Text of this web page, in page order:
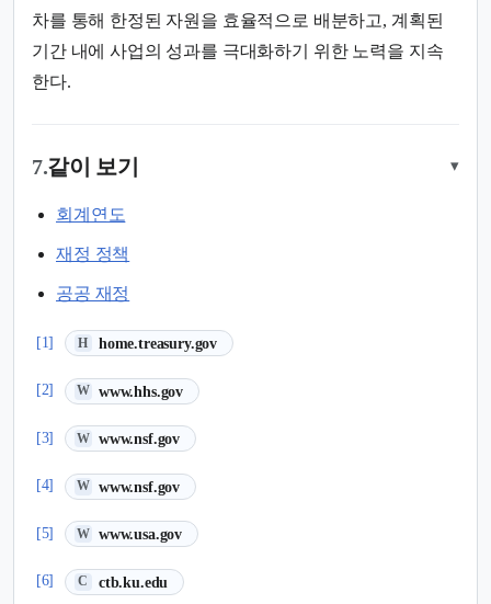
차를 통해 한정된 자원을 효율적으로 배분하고, 계획된
기간 내에 사업의 성과를 극대화하기 위한 노력을 지속
한다.
7.같이 보기 ▾
회계연도
재정 정책
공공 재정
[1] H home.treasury.gov
(새 탭에서 열림)
[2] W www.hhs.gov
(새 탭에서 열림)
[3] W www.nsf.gov
(새 탭에서 열림)
[4] W www.nsf.gov
(새 탭에서 열림)
[5] W www.usa.gov
(새 탭에서 열림)
[6] C ctb.ku.edu
(새 탭에서 열림)